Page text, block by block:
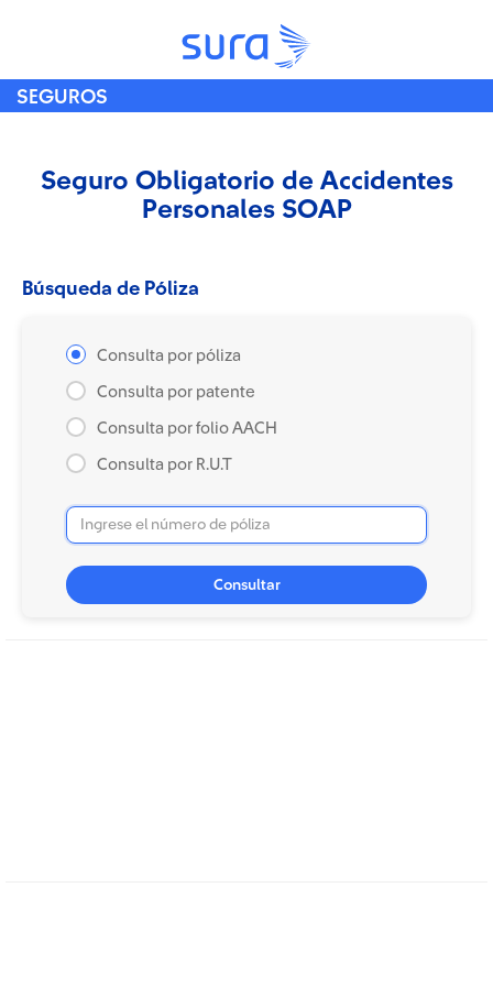
SEGUROS
Seguro Obligatorio de Accidentes
Personales SOAP
Búsqueda de Póliza
Consulta por póliza
Consulta por patente
Consulta por folio AACH
Consulta por R.U.T
Consultar